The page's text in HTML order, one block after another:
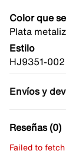
Color que
Plata
Estilo
HJ9351-002
Envíos y
Reseñas (0)
Failed to fetch